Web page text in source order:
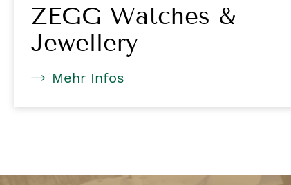
ZEGG Watches &
Jewellery
Mehr Infos